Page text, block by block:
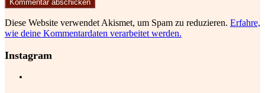
Diese Website verwendet Akismet, um Spam zu reduzieren. Erfahre,
wie deine Kommentardaten verarbeitet werden.
Instagram